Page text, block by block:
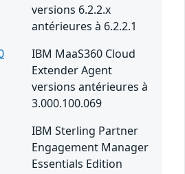
versions 6.2.2.x
antérieures à 6.2.2.1
IBM MaaS360 Cloud
Extender Agent
versions antérieures à
3.000.100.069
IBM Sterling Partner
Engagement Manager
Essentials Edition